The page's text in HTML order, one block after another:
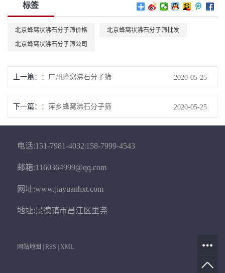
标签
北京蜂窝状沸石分子筛价格
北京蜂窝状沸石分子筛批发
北京蜂窝状沸石分子筛公司
上一篇： 广州蜂窝沸石分子筛 2020-05-25
下一篇： 萍乡蜂窝沸石分子筛 2020-05-25
电话:151-7981-4032|158-7999-4543
邮箱:1160364999@qq.com
网址:www.jiayuanhxt.com
地址:景德镇市昌江区里尧
网站地图 | RSS | XML